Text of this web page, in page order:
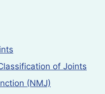
of Joints
(NMJ)